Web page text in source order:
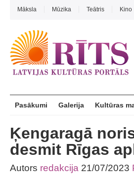
Māksla Mūzika Teātris Kino
Pasākumi Galerija Kultūras
Ķengaragā
desmit Rīgas
Autors redakcija 21/07/2023